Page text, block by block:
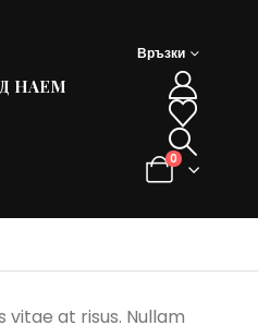
НАЕМ
Връзки
0
at risus. Nullam